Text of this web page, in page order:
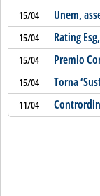
15/04 Unem,
15/04 Rating
15/04 Premio
15/04 Torna
11/04